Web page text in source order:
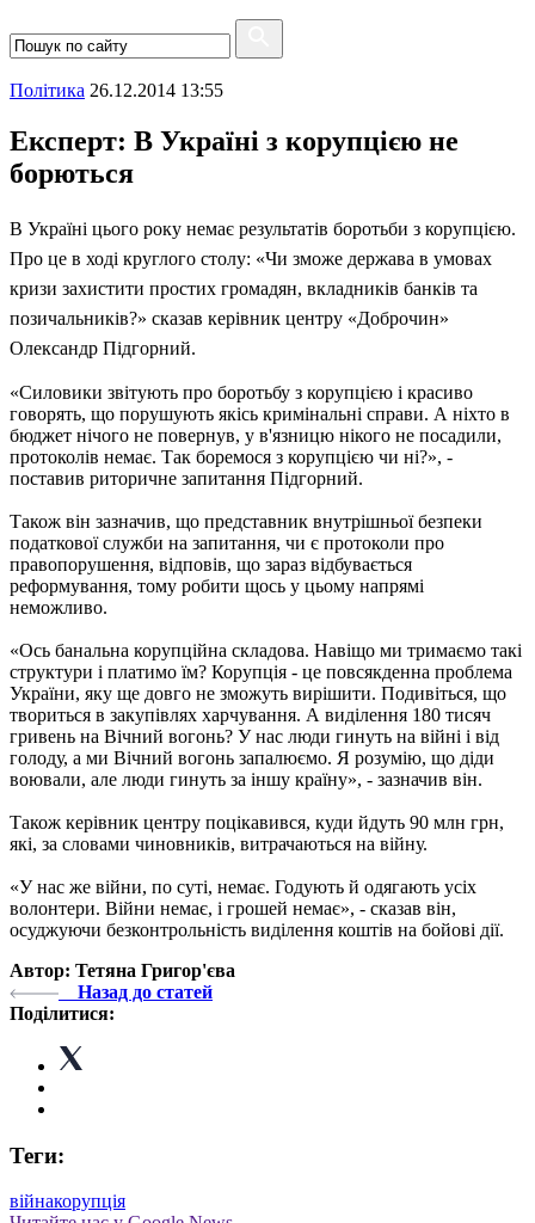
Полiтика 26.12.2014 13:55
Експерт: В Україні з корупцією не
борються
В Україні цього року немає результатів боротьби з корупцією.
Про це в ході круглого столу: «Чи зможе держава в умовах
кризи захистити простих громадян, вкладників банків та
позичальників?» сказав керівник центру «Доброчин»
Олександр Підгорний.
«Силовики звітують про боротьбу з корупцією і красиво
говорять, що порушують якісь кримінальні справи. А ніхто в
бюджет нічого не повернув, у в'язницю нікого не посадили,
протоколів немає. Так боремося з корупцією чи ні?», -
поставив риторичне запитання Підгорний.
Також він зазначив, що представник внутрішньої безпеки
податкової служби на запитання, чи є протоколи про
правопорушення, відповів, що зараз відбувається
реформування, тому робити щось у цьому напрямі
неможливо.
«Ось банальна корупційна складова. Навіщо ми тримаємо такі
структури і платимо їм? Корупція - це повсякденна проблема
України, яку ще довго не зможуть вирішити. Подивіться, що
твориться в закупівлях харчування. А виділення 180 тисяч
гривень на Вічний вогонь? У нас люди гинуть на війні і від
голоду, а ми Вічний вогонь запалюємо. Я розумію, що діди
воювали, але люди гинуть за іншу країну», - зазначив він.
Також керівник центру поцікавився, куди йдуть 90 млн грн,
які, за словами чиновників, витрачаються на війну.
«У нас же війни, по суті, немає. Годують й одягають усіх
волонтери. Війни немає, і грошей немає», - сказав він,
осуджуючи безконтрольність виділення коштів на бойові дії.
Автор: Тетяна Григор'єва
Назад до статей
Поділитися:
Теги:
війнакорупція